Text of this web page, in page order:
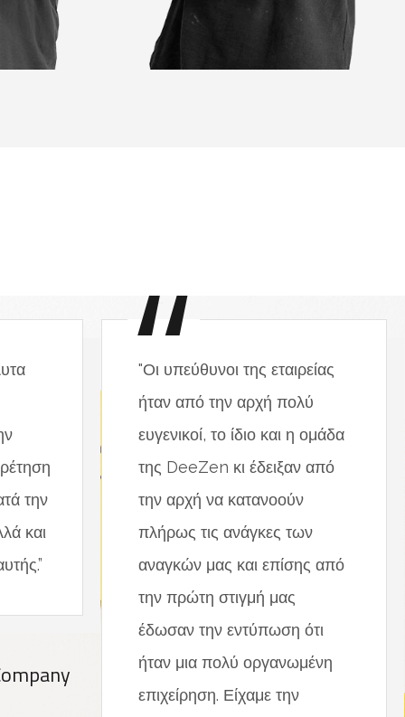
την
και
"Οι υπεύθυνοι της εταιρείας
ήταν από την αρχή πολύ
ευγενικοί, το ίδιο και η ομάδα
της DeeZen κι έδειξαν από
την αρχή να κατανοούν
πλήρως τις ανάγκες των
αναγκών μας και επίσης από
την πρώτη στιγμή μας
έδωσαν την εντύπωση ότι
ήταν μια πολύ οργανωμένη
επιχείρηση. Είχαμε την